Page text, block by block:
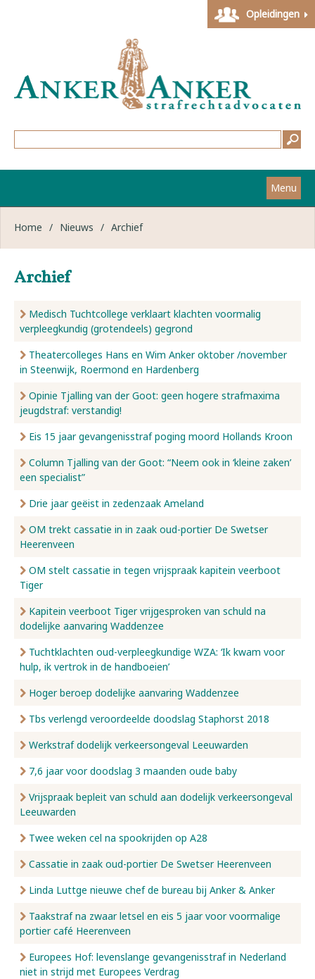
Opleidingen
Menu
Home
Strafzaken
Werkwijze
Nieuws
Over ons
Contact
Home / Nieuws / Archief
Archief
Medisch Tuchtcollege verklaart klachten voormalig
verpleegkundig (grotendeels) gegrond
Theatercolleges Hans en Wim Anker oktober /november
in Steenwijk, Roermond en Hardenberg
Opinie Tjalling van der Goot: geen hogere strafmaxima
jeugdstraf: verstandig!
Eis 15 jaar gevangenisstraf poging moord Hollands Kroon
Column Tjalling van der Goot: “Neem ook in ‘kleine zaken’
een specialist”
Drie jaar geëist in zedenzaak Ameland
OM trekt cassatie in in zaak oud-portier De Swetser
Heerenveen
OM stelt cassatie in tegen vrijspraak kapitein veerboot
Tiger
Kapitein veerboot Tiger vrijgesproken van schuld na
dodelijke aanvaring Waddenzee
Tuchtklachten oud-verpleegkundige WZA: ‘Ik kwam voor
hulp, ik vertrok in de handboeien’
Hoger beroep dodelijke aanvaring Waddenzee
Tbs verlengd veroordeelde doodslag Staphorst 2018
Werkstraf dodelijk verkeersongeval Leeuwarden
7,6 jaar voor doodslag 3 maanden oude baby
Vrijspraak bepleit van schuld aan dodelijk verkeersongeval
Leeuwarden
Twee weken cel na spookrijden op A28
Cassatie in zaak oud-portier De Swetser Heerenveen
Linda Luttge nieuwe chef de bureau bij Anker & Anker
Taakstraf na zwaar letsel en eis 5 jaar voor voormalige
portier café Heerenveen
Europees Hof: levenslange gevangenisstraf in Nederland
niet in strijd met Europees Verdrag